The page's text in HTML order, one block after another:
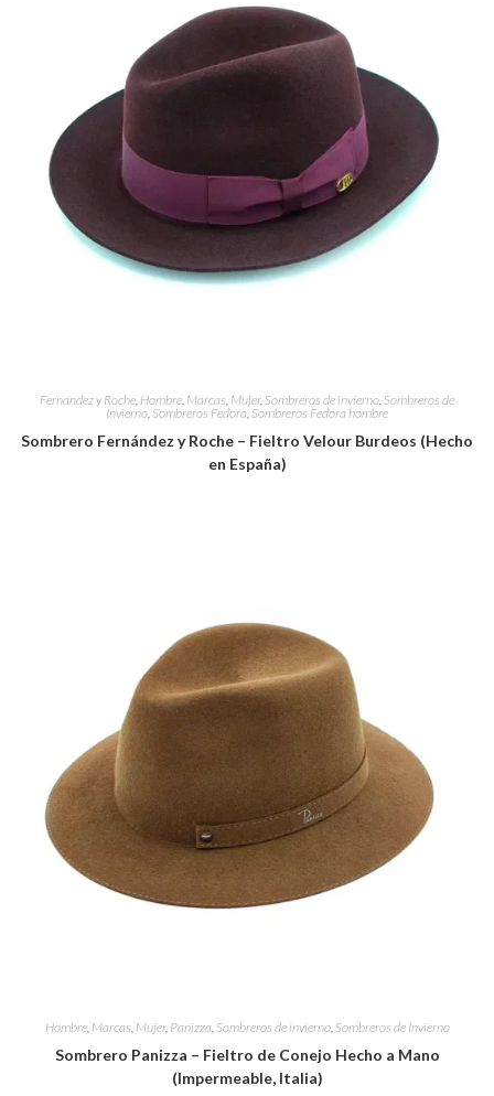
Fernández y Roche, Hombre, Marcas, Mujer, Sombreros de invierno, Sombreros de
Invierno, Sombreros Fedora, Sombreros Fedora hombre
Sombrero Fernández y Roche – Fieltro Velour Burdeos (Hecho
en España)
Hombre, Marcas, Mujer, Panizza, Sombreros de invierno, Sombreros de Invierno
Sombrero Panizza – Fieltro de Conejo Hecho a Mano
(Impermeable, Italia)